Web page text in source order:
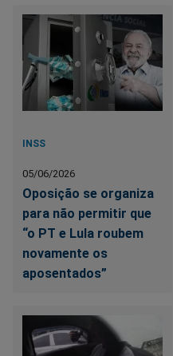
INSS
05/06/2026
Oposição se organiza
para não permitir que
“o PT e Lula roubem
novamente os
aposentados”